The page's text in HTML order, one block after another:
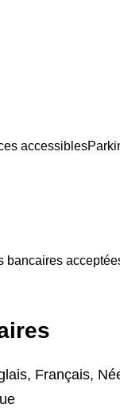
accessibles
bancaires
Français,